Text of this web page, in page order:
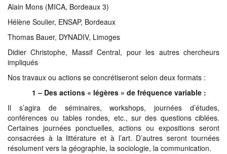
Alain Mons (MICA, Bordeaux 3)
Hélène Soulier, ENSAP, Bordeaux
Thomas Bauer, DYNADIV, Limoges
Didier Christophe, Massif Central, pour les autres chercheurs
impliqués
Nos travaux ou actions se concrétiseront selon deux formats :
1 – Des actions « légères » de fréquence variable :
Il s’agira de séminaires, workshops, journées d’études,
conférences ou tables rondes, etc., sur des questions ciblées.
Certaines journées ponctuelles, actions ou expositions seront
consacrées à la littérature et à l’art. D’autres seront tournées
résolument vers la géographie, la sociologie, la communication.